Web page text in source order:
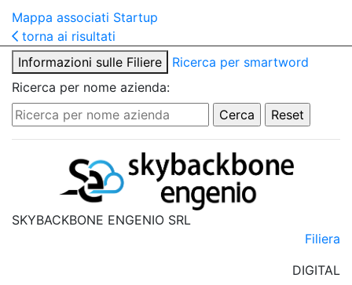
Mappa associati Startup
torna ai risultati
Informazioni sulle Filiere
Ricerca per smartword
Ricerca per nome azienda:
SKYBACKBONE ENGENIO SRL
Filiera
DIGITAL